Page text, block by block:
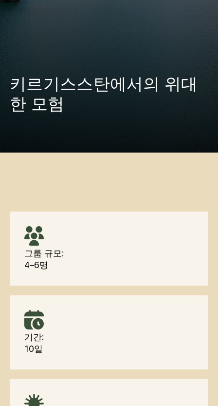
키르기스스탄에서의 위대
한 모험
그룹 규모:
4–6명
기간:
10일